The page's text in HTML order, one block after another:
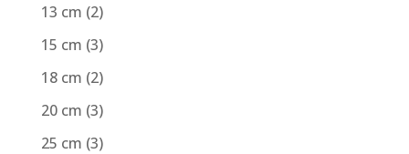
13 cm (2)
15 cm (3)
18 cm (2)
20 cm (3)
25 cm (3)